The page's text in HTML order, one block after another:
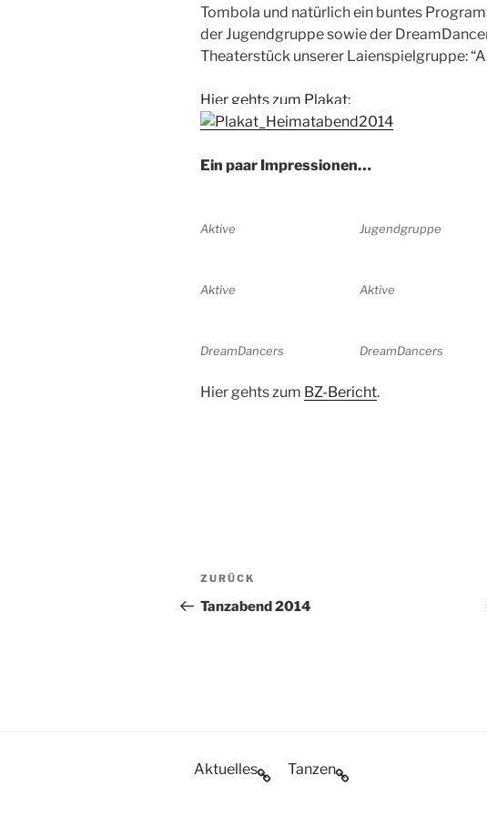
Tombola und natürlich ein buntes
der Jugendgruppe sowie der
Theaterstück unserer Laienspielgruppe:
Hier gehts zum Plakat:
Ein paar Impressionen…
Aktive Jugendgruppe
Aktive Aktive
DreamDancers DreamDancers
Hier gehts zum BZ-Bericht.
Beitragsnavigation
Vorheriger
Beitrag
ZURÜCK
Tanzabend 2014
Aktuelles Tanzen